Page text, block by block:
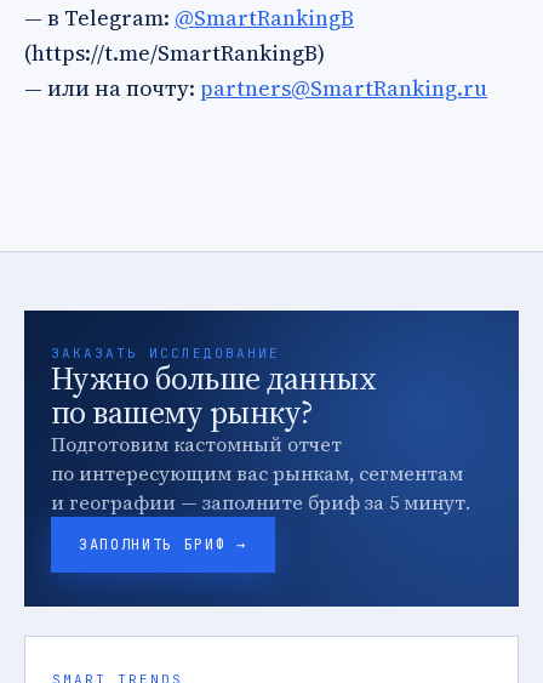
— в Telegram: @SmartRankingB
(https://t.me/SmartRankingB)
— или на почту: partners@SmartRanking.ru
ЗАКАЗАТЬ ИССЛЕДОВАНИЕ
Нужно больше данных
по вашему рынку?
Подготовим кастомный отчет
по интересующим вас рынкам, сегментам
и географии — заполните бриф за 5 минут.
ЗАПОЛНИТЬ БРИФ →